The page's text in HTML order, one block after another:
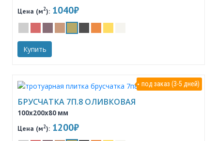
Цена (м2): 1040₽
Купить
БРУСЧАТКА 7П.8 ОЛИВКОВАЯ
100x200x80 мм
под заказ (3-5 дней)
Цена (м2): 1200₽